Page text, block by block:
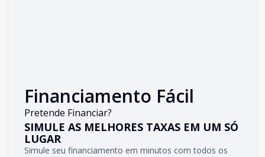
Financiamento Fácil
Pretende Financiar?
SIMULE AS MELHORES TAXAS EM UM SÓ
LUGAR
Simule seu financiamento em minutos com todos os